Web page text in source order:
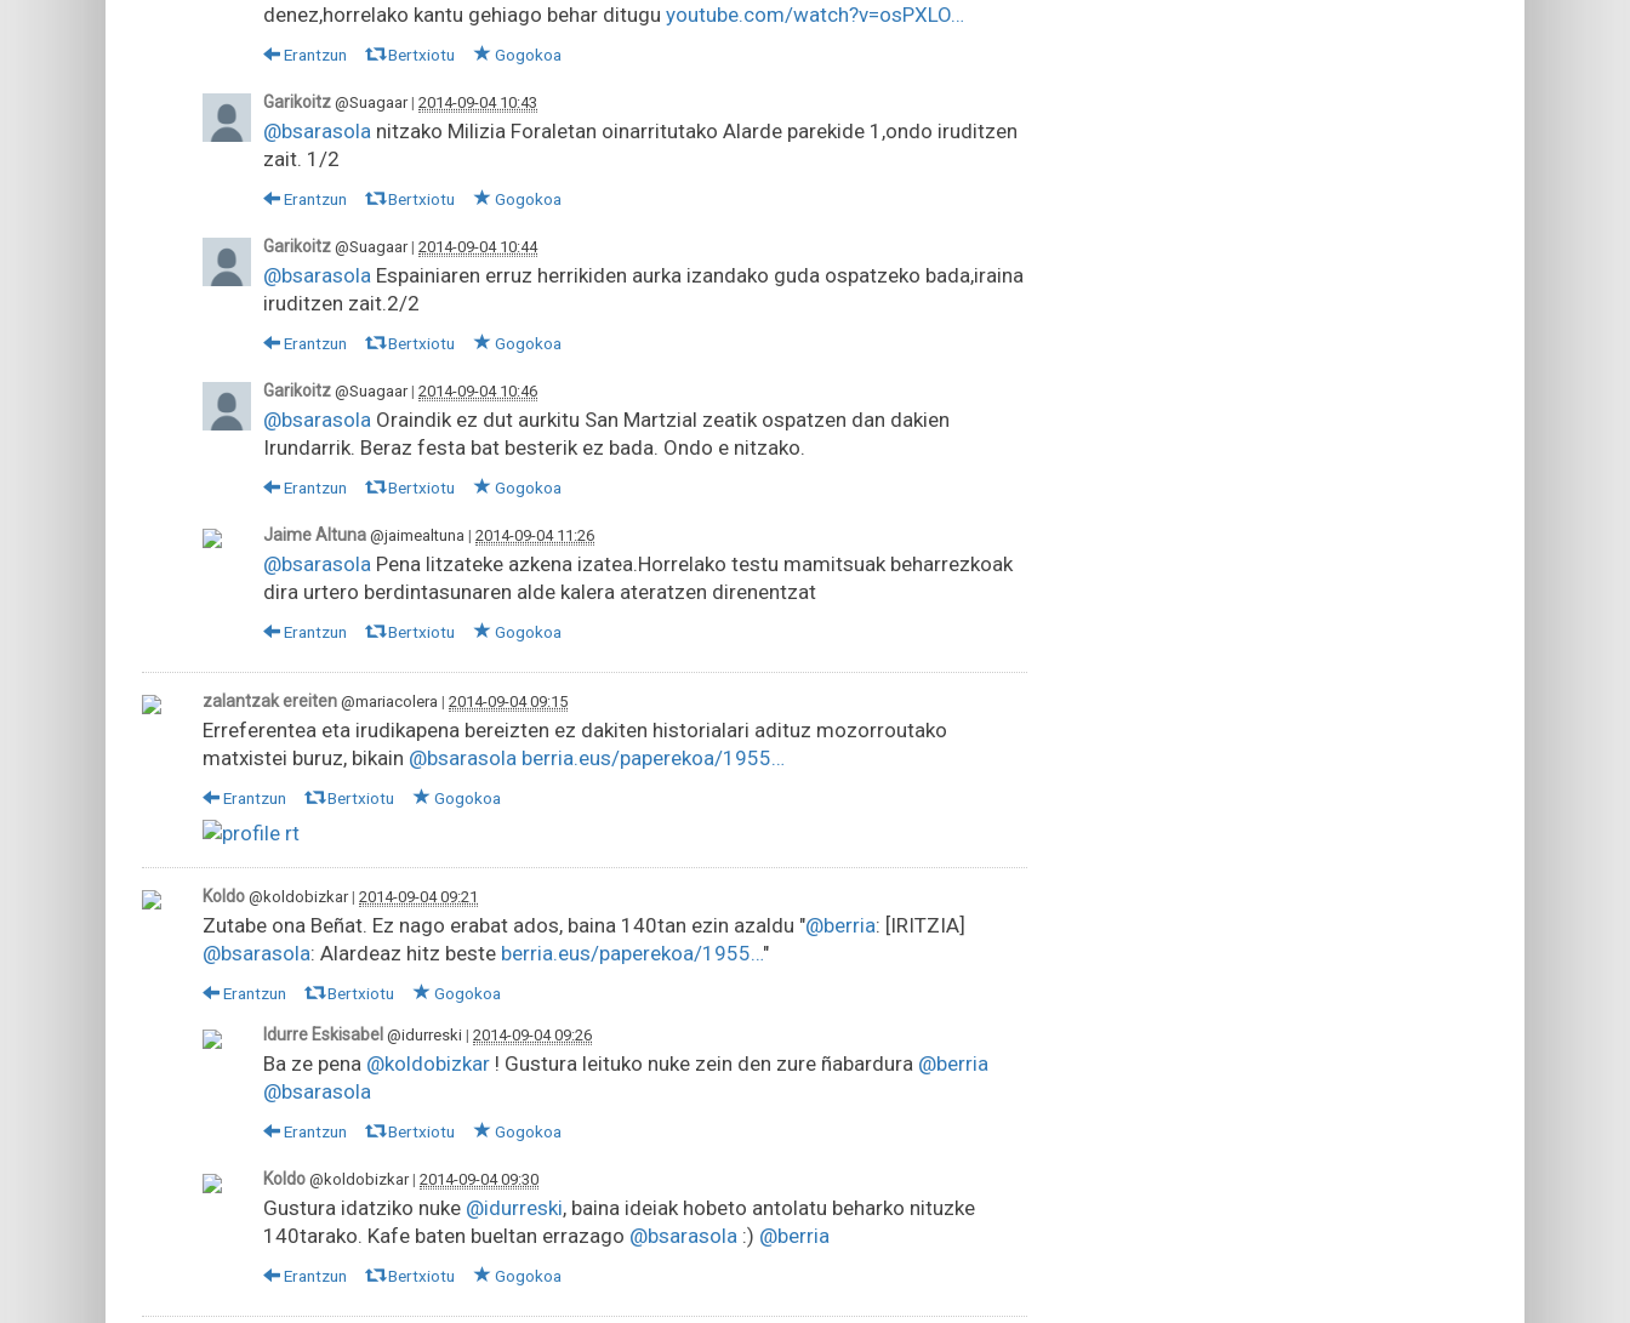
denez,horrelako kantu gehiago behar ditugu youtube.com/watch?v=osPXLO…
Erantzun Bertxiotu Gogokoa
Garikoitz @Suagaar| 2014-09-04 10:43
@bsarasola nitzako Milizia Foraletan oinarritutako Alarde parekide 1,ondo iruditzen
zait. 1/2
Erantzun Bertxiotu Gogokoa
Garikoitz @Suagaar| 2014-09-04 10:44
@bsarasola Espainiaren erruz herrikiden aurka izandako guda ospatzeko bada,iraina
iruditzen zait.2/2
Erantzun Bertxiotu Gogokoa
Garikoitz @Suagaar| 2014-09-04 10:46
@bsarasola Oraindik ez dut aurkitu San Martzial zeatik ospatzen dan dakien
Irundarrik. Beraz festa bat besterik ez bada. Ondo e nitzako.
Erantzun Bertxiotu Gogokoa
Jaime Altuna @jaimealtuna | 2014-09-04 11:26
@bsarasola Pena litzateke azkena izatea.Horrelako testu mamitsuak beharrezkoak
dira urtero berdintasunaren alde kalera ateratzen direnentzat
Erantzun Bertxiotu Gogokoa
zalantzak ereiten @mariacolera | 2014-09-04 09:15
Erreferentea eta irudikapena bereizten ez dakiten historialari adituz mozorroutako
matxistei buruz, bikain @bsarasola berria.eus/paperekoa/1955…
Erantzun Bertxiotu Gogokoa
Koldo @koldobizkar| 2014-09-04 09:21
Zutabe ona Beñat. Ez nago erabat ados, baina 140tan ezin azaldu "@berria: [IRITZIA]
@bsarasola: Alardeaz hitz beste berria.eus/paperekoa/1955…"
Erantzun Bertxiotu Gogokoa
Idurre Eskisabel @idurreski | 2014-09-04 09:26
Ba ze pena @koldobizkar ! Gustura leituko nuke zein den zure ñabardura @berria
@bsarasola
Erantzun Bertxiotu Gogokoa
Koldo @koldobizkar| 2014-09-04 09:30
Gustura idatziko nuke @idurreski, baina ideiak hobeto antolatu beharko nituzke
140tarako. Kafe baten bueltan errazago @bsarasola :) @berria
Erantzun Bertxiotu Gogokoa